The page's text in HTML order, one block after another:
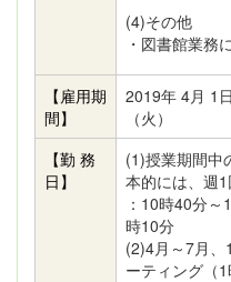
(4)その他
・図書館業務
【雇用期
間】
2019年 4月 1
（火）
【勤 務
日】
(1)授業期間中
本的には、週1
：10時40分
時10分
(2)4月～7月、
ーティング（1